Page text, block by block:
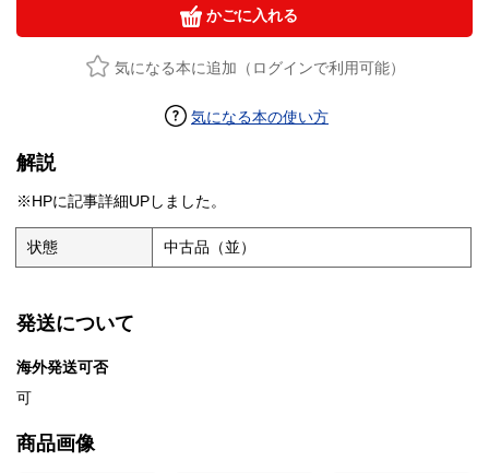
かごに入れる
気になる本に追加（ログインで利用可能）
気になる本の使い方
解説
※HPに記事詳細UPしました。
状態 中古品（並）
発送について
海外発送可否
可
商品画像